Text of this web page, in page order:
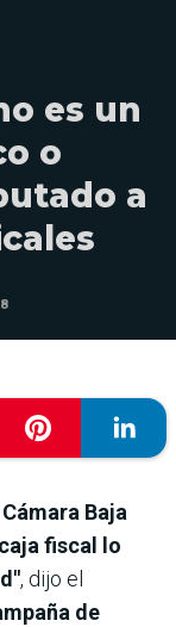
es un
o
a
Baja
fiscal lo
, dijo el
de